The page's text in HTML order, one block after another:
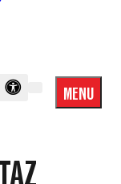
MENU
Menu